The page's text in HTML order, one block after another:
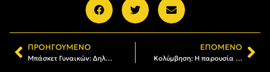
ΠΡΟΗΓΟΎΜΕΝΟ
Μπάσκετ Γυναικών: Δηλώστε συμμετοχή στο μπασκετικό camp στη Χαλκιδική από 23 Ιουνίου έως 3 Ιουλίου
ΕΠΌΜΕΝΟ
Κολύμβηση: Η παρουσία του προαγωνιστικού τμήματος του ΑΡΗ στη διοργάνωση «Λευκός Πύργος 2026»